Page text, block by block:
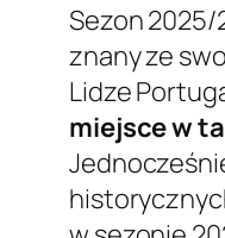
Sezon 2025/
znany ze
Lidze
miejsce w